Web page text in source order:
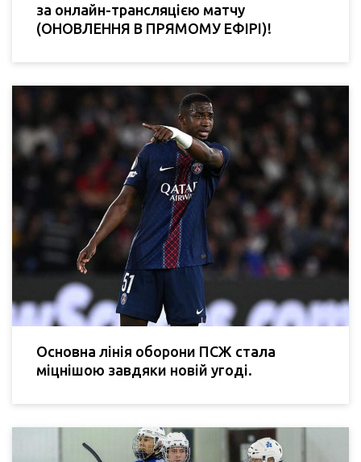
за онлайн-трансляцією матчу
(ОНОВЛЕННЯ В ПРЯМОМУ ЕФІРІ)!
Основна лінія оборони ПСЖ стала
міцнішою завдяки новій угоді.